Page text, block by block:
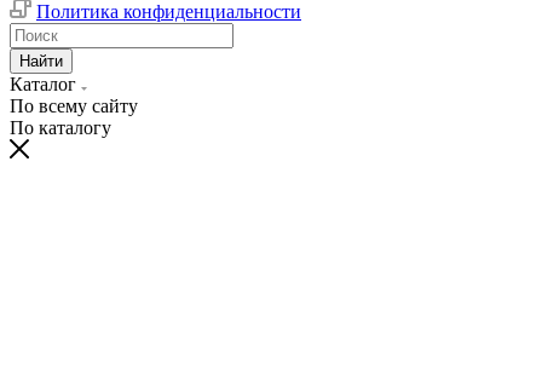
Политика конфиденциальности
Найти
Каталог
По всему сайту
По каталогу